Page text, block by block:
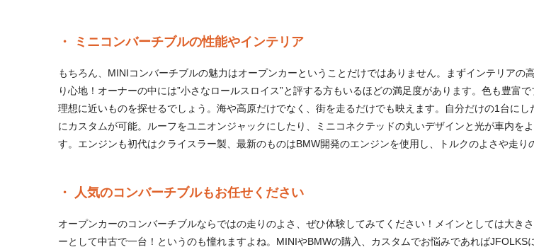
ミニコンバーチブルの性能やインテリア
もちろん、MINIコンバーチブルの魅力はオープンカーということだけではありません。まずインテリアの
り心地！オーナーの中には”小さなロールスロイス”と評する方もいるほどの満足度があります。色も豊富
理想に近いものを探せるでしょう。海や高原だけでなく、街を走るだけでも映えます。自分だけの1台にし
にカスタムが可能。ルーフをユニオンジャックにしたり、ミニコネクテッドの丸いデザインと光が車内を
す。エンジンも初代はクライスラー製、最新のものはBMW開発のエンジンを使用し、トルクのよさや走り
人気のコンバーチブルもお任せください
オープンカーのコンバーチブルならではの走りのよさ、ぜひ体験してみてください！メインとしては大き
ーとして中古で一台！というのも憧れますよね。MINIやBMWの購入、カスタムでお悩みであればJFOLKS